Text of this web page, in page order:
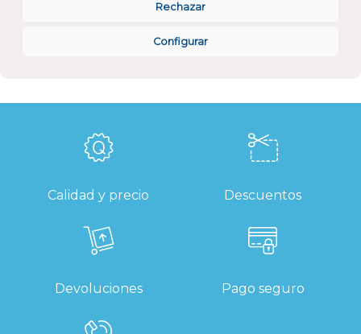
Configurar
Rechazar
Calidad y precio Descuentos
Devoluciones Pago seguro